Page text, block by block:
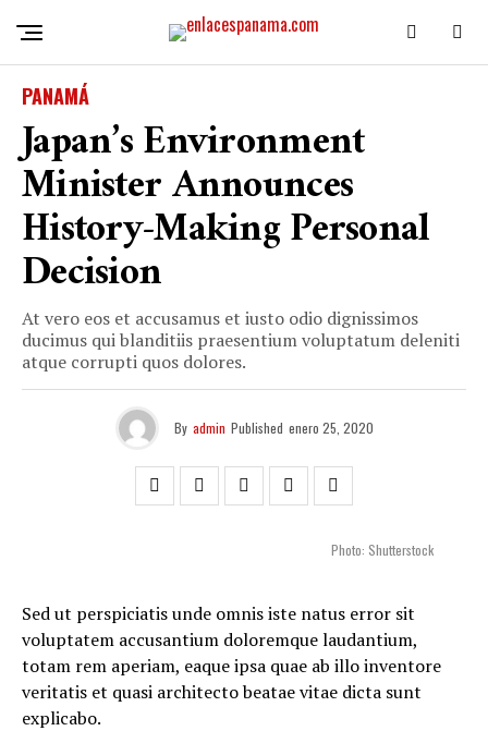
PANAMÁ
Japan’s Environment
Minister Announces
History-Making Personal
Decision
At vero eos et accusamus et iusto odio dignissimos
ducimus qui blanditiis praesentium voluptatum deleniti
atque corrupti quos dolores.
By admin Published enero 25, 2020
Photo: Shutterstock
Sed ut perspiciatis unde omnis iste natus error sit
voluptatem accusantium doloremque laudantium,
totam rem aperiam, eaque ipsa quae ab illo inventore
veritatis et quasi architecto beatae vitae dicta sunt
explicabo.